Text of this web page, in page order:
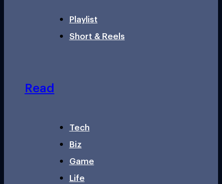
Playlist
Short & Reels
Read
Tech
Biz
Game
Life